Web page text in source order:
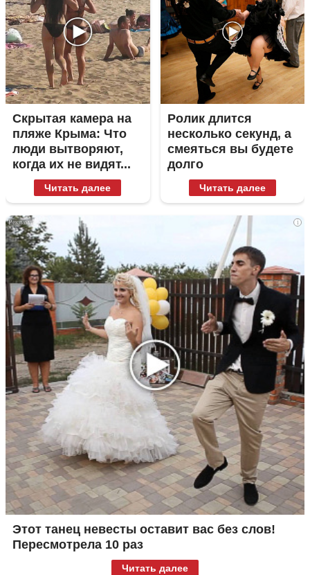
Скрытая камера на
пляже Крыма: Что
люди вытворяют,
когда их не видят...
Читать далее
Ролик длится
несколько секунд, а
смеяться вы будете
долго
Читать далее
i
Этот танец невесты оставит вас без слов!
Пересмотрела 10 раз
Читать далее